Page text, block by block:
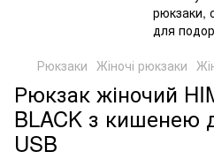
Рюкзаки Жіночі рюкзаки
Рюкзак жіночий
BLACK з кишенею
USB